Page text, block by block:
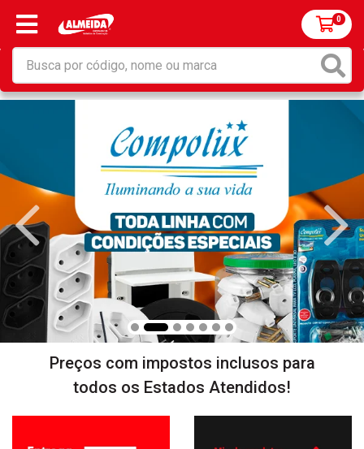
0
Preços com impostos inclusos para
todos os Estados Atendidos!